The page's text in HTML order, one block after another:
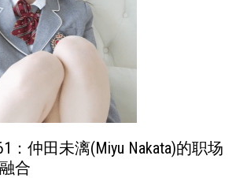
：仲田未漓(Miyu Nakata)的职场
合